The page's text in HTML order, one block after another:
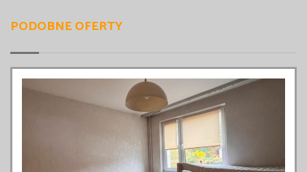
PODOBNE OFERTY